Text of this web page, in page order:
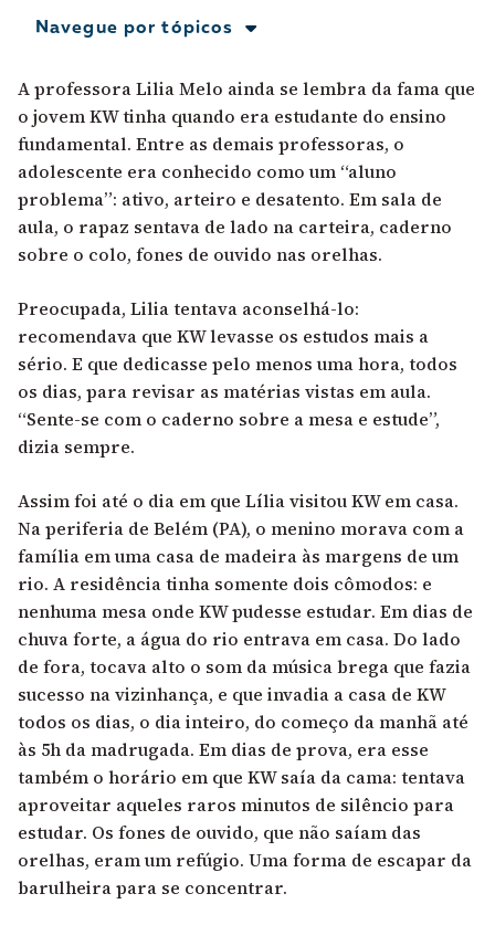
Navegue por tópicos
A professora Lilia Melo ainda se lembra da fama que
o jovem KW tinha quando era estudante do ensino
fundamental. Entre as demais professoras, o
adolescente era conhecido como um “aluno
problema”: ativo, arteiro e desatento. Em sala de
aula, o rapaz sentava de lado na carteira, caderno
sobre o colo, fones de ouvido nas orelhas.
Preocupada, Lilia tentava aconselhá-lo:
recomendava que KW levasse os estudos mais a
sério. E que dedicasse pelo menos uma hora, todos
os dias, para revisar as matérias vistas em aula.
“Sente-se com o caderno sobre a mesa e estude”,
dizia sempre.
Assim foi até o dia em que Lília visitou KW em casa.
Na periferia de Belém (PA), o menino morava com a
família em uma casa de madeira às margens de um
rio. A residência tinha somente dois cômodos: e
nenhuma mesa onde KW pudesse estudar. Em dias de
chuva forte, a água do rio entrava em casa. Do lado
de fora, tocava alto o som da música brega que fazia
sucesso na vizinhança, e que invadia a casa de KW
todos os dias, o dia inteiro, do começo da manhã até
às 5h da madrugada. Em dias de prova, era esse
também o horário em que KW saía da cama: tentava
aproveitar aqueles raros minutos de silêncio para
estudar. Os fones de ouvido, que não saíam das
orelhas, eram um refúgio. Uma forma de escapar da
barulheira para se concentrar.